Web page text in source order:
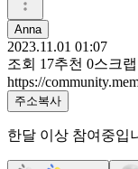
Anna
2023.11.01 01:07
조회 17추천 0스크랩
https://
주소복사
한달 이상 참여중입